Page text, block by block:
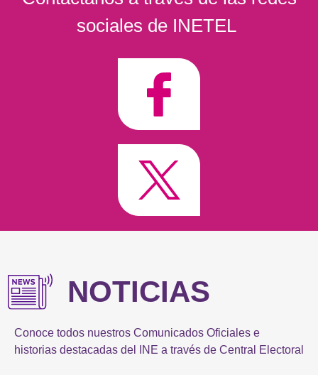
sociales de INETEL
NOTICIAS
Conoce todos nuestros Comunicados Oficiales e
historias destacadas del INE a través de Central Electoral